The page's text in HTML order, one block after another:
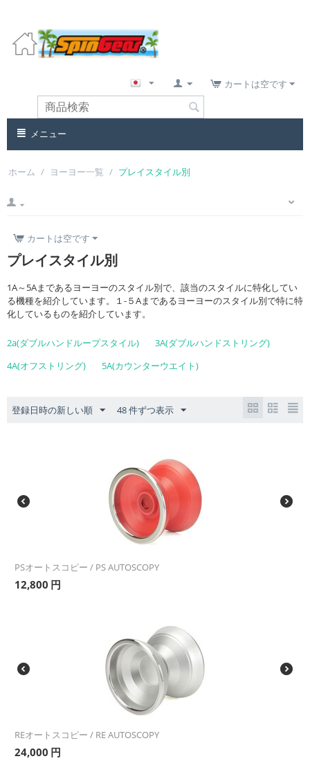
カートは空です
メニュー
ホーム / ヨーヨー一覧 / プレイスタイル別
カートは空です
プレイスタイル別
1A～5Aまであるヨーヨーのスタイル別で、該当のスタイルに特化してい
る機種を紹介しています。１-５Aまであるヨーヨーのスタイル別で特に特
化しているものを紹介しています。
2a(ダブルハンドループスタイル)
3A(ダブルハンドストリング)
4A(オフストリング)
5A(カウンターウエイト)
登録日時の新しい順 48 件ずつ表示
PSオートスコピー / PS AUTOSCOPY
12,800 円
REオートスコピー / RE AUTOSCOPY
24,000 円